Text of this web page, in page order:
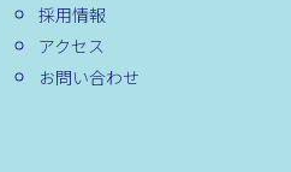
採用情報
アクセス
お問い合わせ